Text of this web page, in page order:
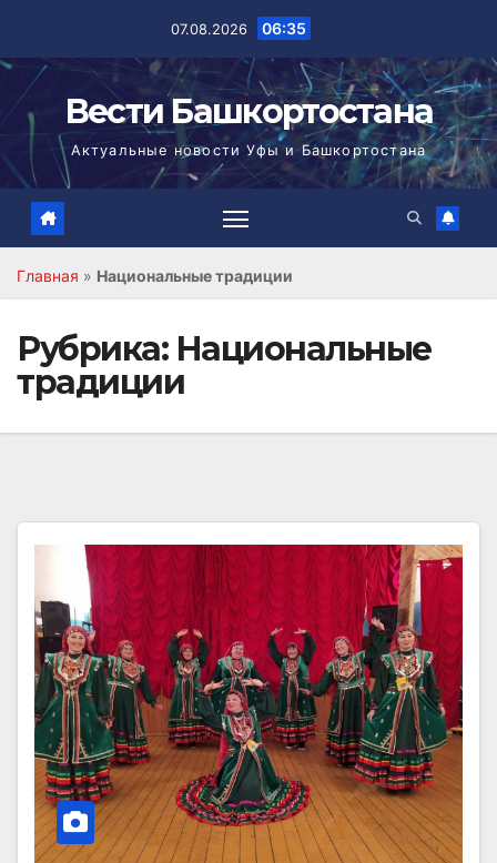
07.08.2026 06:35
Вести Башкортостана
Актуальные новости Уфы и Башкортостана
Главная » Национальные традиции
Рубрика: Национальные
традиции